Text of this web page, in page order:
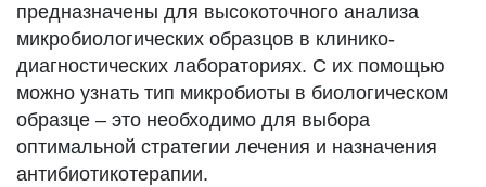
предназначены для высокоточного анализа
микробиологических образцов в клинико-
диагностических лабораториях. С их помощью
можно узнать тип микробиоты в биологическом
образце – это необходимо для выбора
оптимальной стратегии лечения и назначения
антибиотикотерапии.